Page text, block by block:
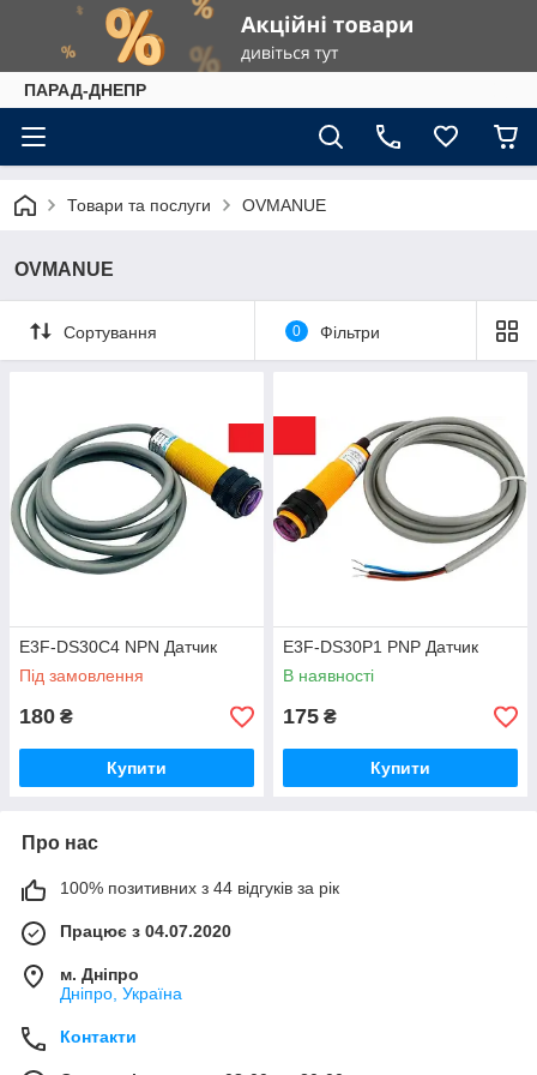
ПАРАД-ДНЕПР
Товари та послуги OVMANUE
OVMANUE
Сортування 0 Фільтри
E3F-DS30C4 NPN Датчик
Під замовлення
180 ₴
Купити
E3F-DS30P1 PNP Датчик
В наявності
175 ₴
Купити
Про нас
100% позитивних з 44 відгуків за рік
Працює з 04.07.2020
м. Дніпро
Дніпро, Україна
Контакти